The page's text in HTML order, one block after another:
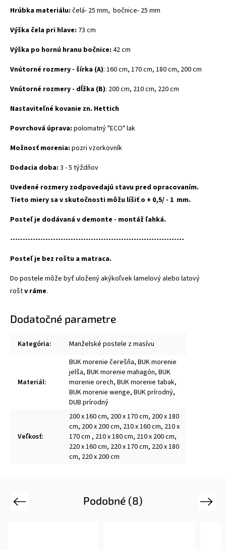
Hrúbka materiálu: čelá- 25 mm, bočnice- 25 mm
Výška čela pri hlave: 73 cm
Výška po hornú hranu bočnice: 42 cm
Vnútorné rozmery - šírka (A): 160 cm, 170 cm, 180 cm, 200 cm
Vnútorné rozmery - dĺžka (B): 200 cm, 210 cm, 220 cm
Nastaviteľné kovanie zn. Hettich
Povrchová úprava: polomatný "ECO" lak
Možnosť morenia: pozri vzorkovník
Dodacia doba: 3 - 5 týždňov
Uvedené rozmery zodpovedajú stavu pred opracovaním.
Tieto miery sa v skutočnosti môžu líšiť o + 0,5/ - 1 mm.
Posteľ je dodávaná v demonte - montáž ľahká.
---------------------------------------------------------------------
Posteľ je bez roštu a matraca.
Do postele môže byť uložený akýkoľvek lamelový alebo latový
roštv ráme.
Dodatočné parametre
Kategória: Manželské postele z masívu
Materiál:
BUK morenie čerešňa, BUK morenie
jelša, BUK morenie mahagón, BUK
morenie orech, BUK morenie tabak,
BUK morenie wenge, BUK prírodný,
DUB prírodný
Veľkosť:
200 x 160 cm, 200 x 170 cm, 200 x 180
cm, 200 x 200 cm, 210 x 160 cm, 210 x
170 cm , 210 x 180 cm, 210 x 200 cm,
220 x 160 cm, 220 x 170 cm, 220 x 180
cm, 220 x 200 cm
Podobné (8)
Previous Next